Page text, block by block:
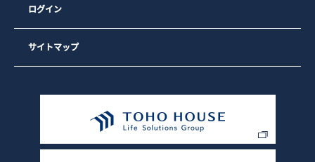
ログイン
サイトマップ